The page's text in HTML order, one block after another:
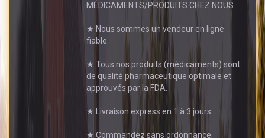
MÉDICAMENTS/PRODUITS CHEZ NOUS
★ Nous sommes un vendeur en ligne
fiable.
★ Tous nos produits (médicaments) sont
de qualité pharmaceutique optimale et
approuvés par la FDA.
★ Livraison express en 1 à 3 jours.
★ Commandez sans ordonnance.